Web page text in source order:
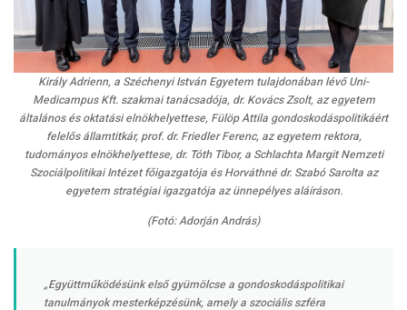
Király Adrienn, a Széchenyi István Egyetem tulajdonában lévő Uni-
Medicampus Kft. szakmai tanácsadója, dr. Kovács Zsolt, az egyetem
általános és oktatási elnökhelyettese, Fülöp Attila gondoskodáspolitikáért
felelős államtitkár, prof. dr. Friedler Ferenc, az egyetem rektora,
tudományos elnökhelyettese, dr. Tóth Tibor, a Schlachta Margit Nemzeti
Szociálpolitikai Intézet főigazgatója és Horváthné dr. Szabó Sarolta az
egyetem stratégiai igazgatója az ünnepélyes aláíráson.
(Fotó: Adorján András)
„Együttműködésünk első gyümölcse a gondoskodáspolitikai
tanulmányok mesterképzésünk, amely a szociális szféra